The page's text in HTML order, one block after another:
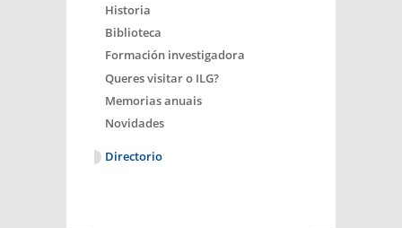
Historia
Biblioteca
Formación investigadora
Queres visitar o ILG?
Memorias anuais
Novidades
Directorio